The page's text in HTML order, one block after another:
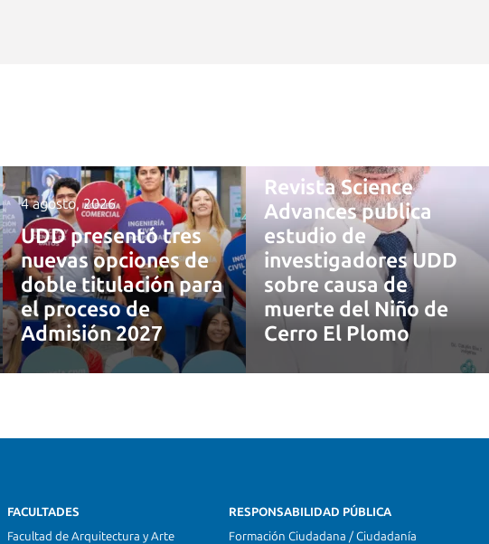
4 agosto, 2026
UDD presentó tres
nuevas opciones de
doble titulación para
el proceso de
Admisión 2027
Revista Science
Advances publica
estudio de
investigadores UDD
sobre causa de
muerte del Niño de
Cerro El Plomo
FACULTADES
Facultad de Arquitectura y Arte
RESPONSABILIDAD PÚBLICA
Formación Ciudadana / Ciudadanía